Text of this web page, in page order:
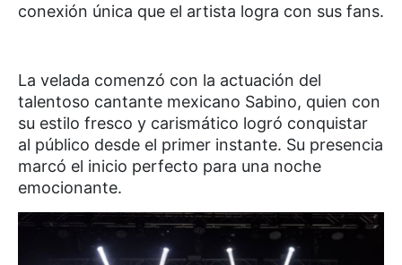
conexión única que el artista logra con sus fans.
La velada comenzó con la actuación del
talentoso cantante mexicano Sabino, quien con
su estilo fresco y carismático logró conquistar
al público desde el primer instante. Su presencia
marcó el inicio perfecto para una noche
emocionante.